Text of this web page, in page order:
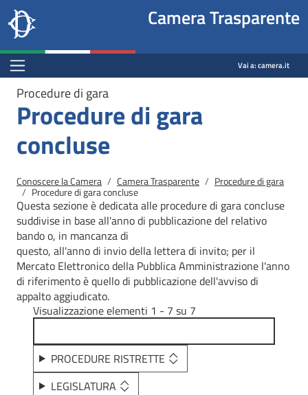
Salta al contenuto principale
Salta al menu di navigazione
Site
header
block
Camera dei deputati
Camera Trasparente
Menu Bar block
Vai a:camera.it
Procedure di gara
Procedure di gara
concluse
Briciole di pane
Conoscere la Camera Camera Trasparente Procedure di gara
Procedure di gara concluse
Questa sezione è dedicata alle procedure di gara concluse
suddivise in base all'anno di pubblicazione del relativo
bando o, in mancanza di
questo, all'anno di invio della lettera di invito; per il
Mercato Elettronico della Pubblica Amministrazione l'anno
di riferimento è quello di pubblicazione dell'avviso di
appalto aggiudicato.
Visualizzazione elementi 1 - 7 su 7
PROCEDURE RISTRETTE
LEGISLATURA
Fine pagina
Salta al contenuto principale
Salta al menu di navigazione
Vai a inizio pagina